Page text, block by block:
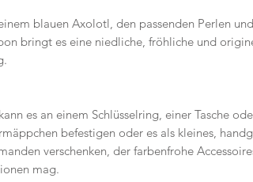
blauen Axolotl, den passenden Perlen
bringt es eine niedliche, fröhliche und
es an einem Schlüsselring, einer Tasche
befestigen oder es als kleines,
verschenken, der farbenfrohe
mag.